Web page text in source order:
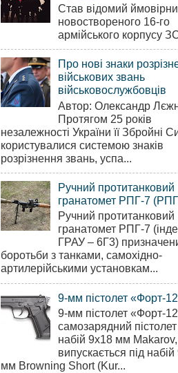
Став відомий
новоствореного 16-го
армійського корпусу
Про нові знаки
військових звань
військовослужбовців
Автор: Олександр
Протягом 25 років
незалежності України її Збройні
користувалися системою знаків
розрізнення звань, успа...
Ручний протитанковий
гранатомет РПГ-7
Ручний протитанковий
гранатомет РПГ-7
ГРАУ – 6Г3)
боротьби з танками, самохідно-
артилерійськими установкам...
9-мм пістолет «Форт-
9-мм пістолет «Форт-
самозарядний пістолет
набій 9х18 мм
випускається під
мм Browning Short (Kur...